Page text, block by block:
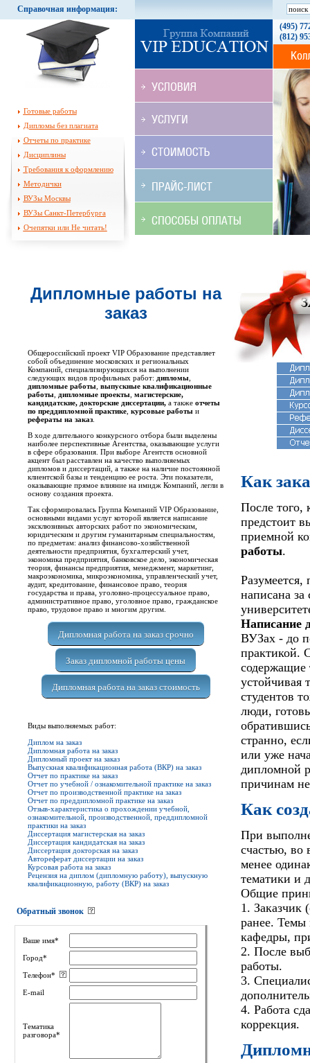
Справочная информация:
Готовые работы
Дипломы без плагиата
Отчеты по практике
Дисциплины
Требования к оформлению
Методички
ВУЗы Москвы
ВУЗы Санкт-Петербурга
Очепятки или Не читать!
(495)
(812)
Дипломные работы на
заказ
Общероссийский проект VIP Образование представляет
собой объединение московских и региональных
Компаний, специализирующихся на выполнении
следующих видов профильных работ: дипломы
дипломные работы выпускные квалификационные
работы дипломные проекты магистерские,
кандидатские, докторские диссертации, а также отчеты
по преддипломной практике курсовые работы и
рефераты на заказ.
В ходе длительного конкурсного отбора были выделены
наиболее перспективные Агентства, оказывающие услуги
в сфере образования. При выборе Агентств основной
акцент был расставлен на качество выполняемых
дипломов и диссертаций, а также на наличие постоянной
клиентской базы и тенденцию ее роста. Эти показатели,
оказывающие прямое влияние на имидж Компаний, легли в
основу создания проекта.
Так сформировалась Группа Компаний VIP Образование,
основными видами услуг которой является написание
эксклюзивных авторских работ по экономическим,
юридическим и другим гуманитарным специальностям,
по предметам: анализ финансово-хозяйственной
деятельности предприятия, бухгалтерский учет,
экономика предприятия, банковское дело, экономическая
теория, финансы предприятия, менеджмент, маркетинг,
макроэкономика, микроэкономика, управленческий учет,
аудит, кредитование, финансовое право, теория
государства и права, уголовно-процессуальное право,
административное право, уголовное право, гражданское
право, трудовое право и многим другим.
Дипломная работа на заказ срочно
Заказ дипломной работы цены
Дипломная работа на заказ стоимость
Виды выполняемых работ:
Диплом на заказ
Дипломная работа на заказ
Дипломный проект на заказ
Выпускная квалификационная работа (ВКР) на заказ
Отчет по практике на заказ
Отчет по учебной / ознакомительной практике на заказ
Отчет по производственной практике на заказ
Отчет по преддипломной практике на заказ
Отзыв-характеристика о прохождении учебной,
ознакомительной, производственной, преддипломной
практики на заказ
Диссертация магистерская на заказ
Диссертация кандидатская на заказ
Диссертация докторская на заказ
Автореферат диссертации на заказ
Курсовая работа на заказ
Рецензия на диплом (дипломную работу), выпускную
квалификационную, работу (ВКР) на заказ
Обратный звонок
Ваше имя*
Город*
Телефон*
E-mail
Тематика
разговора*
Как
После того,
предстоит
приемной
работы.
написана за
Написание
ВУЗах - до
практикой.
содержащие
устойчивая
студентов
люди,
странно,
или уже
дипломной
причинам
Как
При
счастью, во
менее
тематики и
Общие
1. Заказчик
ранее. Темы
кафедры,
2. После
работы.
3.
4. Работа
коррекция.